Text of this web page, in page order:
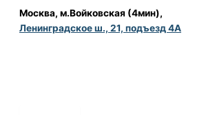
Перейти
Москва, м.Войковская (4мин),
Ленинградское ш., 21, подъезд 4А